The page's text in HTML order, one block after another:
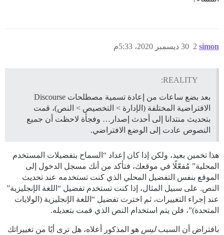
simon 30 ديسمبر 2020، 5:33م 2
REALITY:
بعد بضع ساعات من إعادة تسمية مصطلحات Discourse
الافتراضية المختلفة (الإدارة > التخصيص > النص)، قمت
بتحديث منتدانا إلى أحدث إصدار… وفجأة لاحظت أن جميع
النصوص عادت إلى الوضع الافتراضي.
هذا تخمين بعيد، ولكن إذا كان إعداد “السماح بتفضيلات المستخدم
المحلية” مُفعّلًا في موقعك، فتأكد من أنك مسجل الدخول إلى
الموقع بنفس التفضيل المحلي الذي كنت تستخدمه عند تحديث
النص. على سبيل المثال، إذا كنت تستخدم تفضيل “اللغة الإنجليزية”
عند إجراء التغييرات، ثم اخترت تفضيل “اللغة الإنجليزية (الولايات
المتحدة)”، فلن يتم استخدام النص الذي قمت بتعديله.
بافتراض أن السببليس هو المذكور أعلاه، هل ترى أيًا من تغييراتك